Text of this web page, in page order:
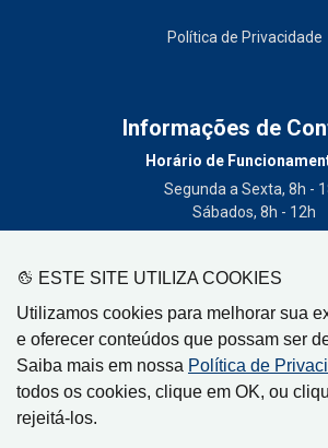
ESTE SITE UTILIZA COOKIES
Utilizamos cookies para melhorar sua
e oferecer conteúdos que possam ser
Saiba mais em nossa Política de
todos os cookies, clique em OK, ou
rejeitá-los.
Política de Privacidade
Informações de
Horário de
Segunda a Sexta, 8h -
Sábados, 8h - 12h
(19) 3404-3700
Circulação:
Limeira - SP, Artur Nogueira - SP,
Engenheiro Coelho - SP,